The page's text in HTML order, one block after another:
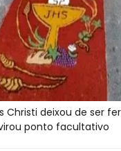
Christi deixou de ser
ponto facultativo